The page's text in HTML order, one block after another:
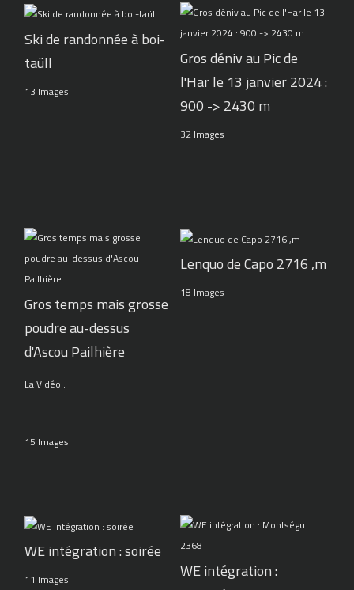
Ski de randonnée à boi-
taüll
13 Images
Gros déniv au Pic de
l'Har le 13 janvier 2024 :
900 -> 2430 m
32 Images
Gros temps mais grosse
poudre au-dessus
d'Ascou Pailhière
La Vidéo :
15 Images
Lenquo de Capo 2716 ,m
18 Images
WE intégration : soirée
11 Images
WE intégration :